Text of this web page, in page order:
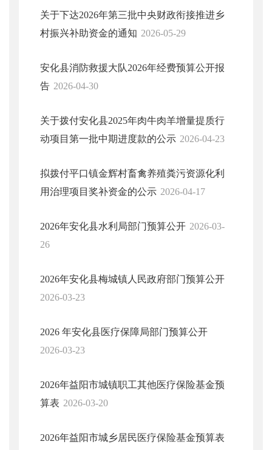
关于下达2026年第三批中央财政衔接推进乡
村振兴补助资金的通知 2026-05-29
安化县消防救援大队2026年经费预算公开报
告 2026-04-30
关于拨付安化县2025年肉牛肉羊增量提质行
动项目第一批中期进度款的公示 2026-04-23
拟拨付平口镇金辉村畜禽养殖粪污资源化利
用治理项目奖补资金的公示 2026-04-17
2026年安化县水利局部门预算公开 2026-03-
26
2026年安化县梅城镇人民政府部门预算公开
2026-03-23
2026 年安化县医疗保障局部门预算公开
2026-03-23
2026年益阳市城镇职工其他医疗保险基金预
算表 2026-03-20
2026年益阳市城乡居民医疗保险基金预算表